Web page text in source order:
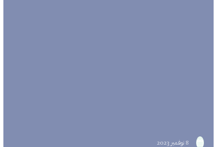
8 نوفمبر 2023